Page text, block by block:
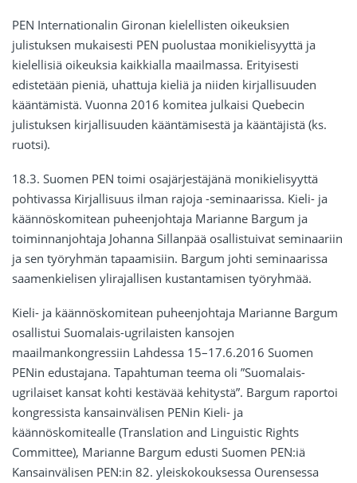
PEN Internationalin Gironan kielellisten oikeuksien
julistuksen mukaisesti PEN puolustaa monikielisyyttä ja
kielellisiä oikeuksia kaikkialla maailmassa. Erityisesti
edistetään pieniä, uhattuja kieliä ja niiden kirjallisuuden
kääntämistä. Vuonna 2016 komitea julkaisi Quebecin
julistuksen kirjallisuuden kääntämisestä ja kääntäjistä (ks.
ruotsi).
18.3. Suomen PEN toimi osajärjestäjänä monikielisyyttä
pohtivassa Kirjallisuus ilman rajoja -seminaarissa. Kieli- ja
käännöskomitean puheenjohtaja Marianne Bargum ja
toiminnanjohtaja Johanna Sillanpää osallistuivat seminaariin
ja sen työryhmän tapaamisiin. Bargum johti seminaarissa
saamenkielisen ylirajallisen kustantamisen työryhmää.
Kieli- ja käännöskomitean puheenjohtaja Marianne Bargum
osallistui Suomalais-ugrilaisten kansojen
maailmankongressiin Lahdessa 15–17.6.2016 Suomen
PENin edustajana. Tapahtuman teema oli ”Suomalais-
ugrilaiset kansat kohti kestävää kehitystä”. Bargum raportoi
kongressista kansainvälisen PENin Kieli- ja
käännöskomitealle (Translation and Linguistic Rights
Committee), Marianne Bargum edusti Suomen PEN:iä
Kansainvälisen PEN:in 82. yleiskokouksessa Ourensessa